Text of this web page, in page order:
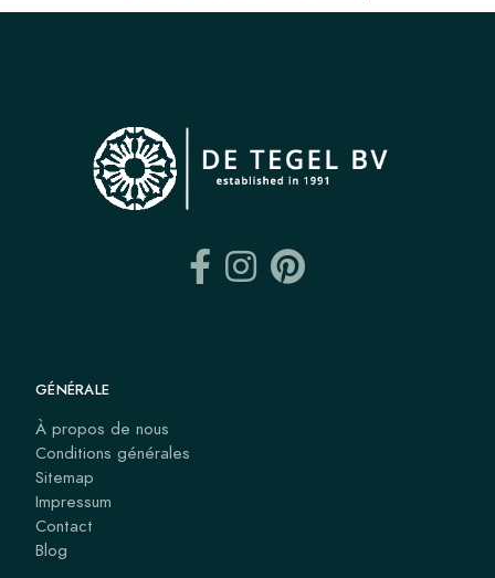
GÉNÉRALE
À propos de nous
Conditions générales
Sitemap
Impressum
Contact
Blog